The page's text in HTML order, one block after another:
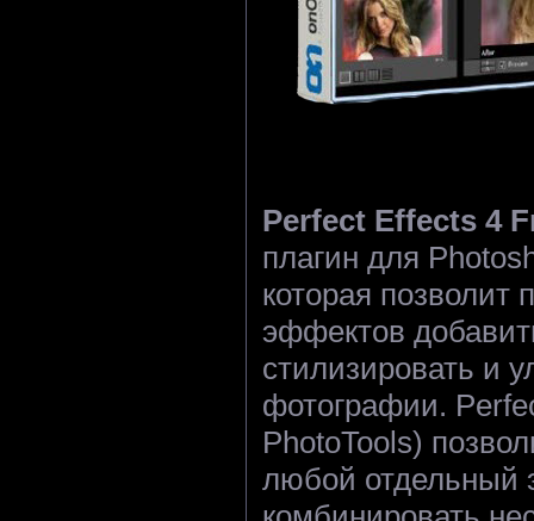
Perfect Effects 4
плагин для
которая
эффектов
стилизировать и
фотографии.
PhotoTools)
любой отдельный